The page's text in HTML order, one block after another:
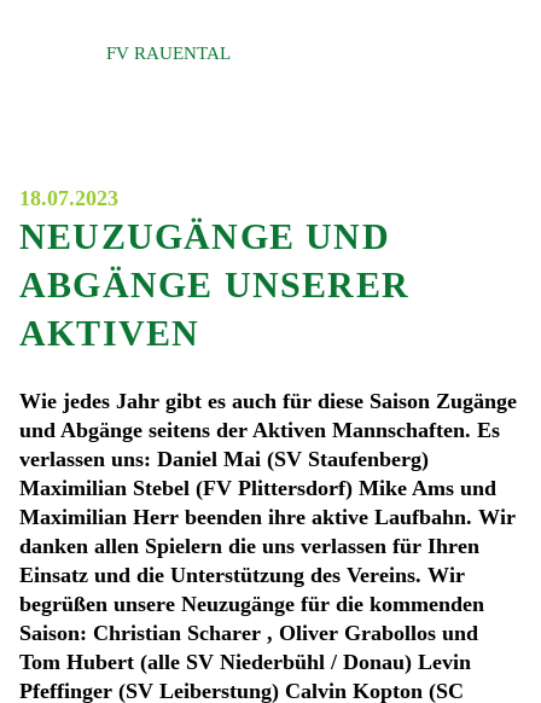
FV RAUENTAL
18.07.2023
NEUZUGÄNGE UND
ABGÄNGE UNSERER
AKTIVEN
Wie jedes Jahr gibt es auch für diese Saison Zugänge
und Abgänge seitens der Aktiven Mannschaften. Es
verlassen uns: Daniel Mai (SV Staufenberg)
Maximilian Stebel (FV Plittersdorf) Mike Ams und
Maximilian Herr beenden ihre aktive Laufbahn. Wir
danken allen Spielern die uns verlassen für Ihren
Einsatz und die Unterstützung des Vereins. Wir
begrüßen unsere Neuzugänge für die kommenden
Saison: Christian Scharer , Oliver Grabollos und
Tom Hubert (alle SV Niederbühl / Donau) Levin
Pfeffinger (SV Leiberstung) Calvin Kopton (SC